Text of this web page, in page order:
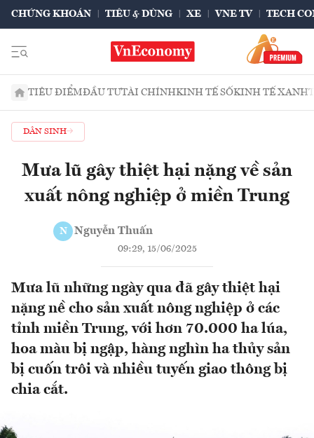
CHỨNG KHOÁN TIÊU & DÙNG XE VNE TV TECH
TIÊU ĐIỂMĐẦU TƯTÀI CHÍNHKINH TẾ SỐKINH TẾ XANH
DÂN SINH
Mưa lũ gây thiệt hại nặng về sản
xuất nông nghiệp ở miền Trung
N Nguyễn Thuấn
09:29, 15/06/2025
Mưa lũ những ngày qua đã gây thiệt hại
nặng nề cho sản xuất nông nghiệp ở các
tỉnh miền Trung, với hơn 70.000 ha lúa,
hoa màu bị ngập, hàng nghìn ha thủy sản
bị cuốn trôi và nhiều tuyến giao thông bị
chia cắt.